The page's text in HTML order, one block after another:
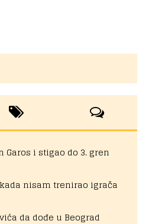
Garos i stigao do 3. gren
nisam trenirao igrača
da dođe u Beograd